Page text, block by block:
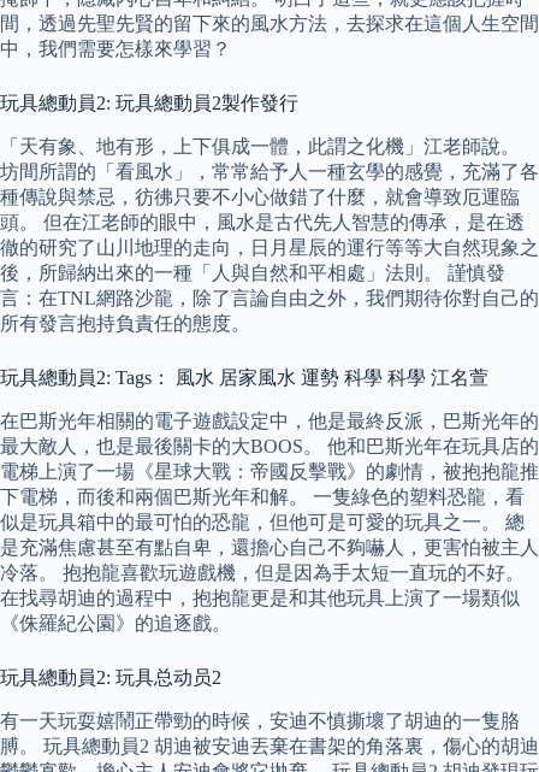
間，透過先聖先賢的留下來的風水方法，去探求在這個人生空間
中，我們需要怎樣來學習？
玩具總動員2: 玩具總動員2製作發行
「天有象、地有形，上下俱成一體，此謂之化機」江老師說。
坊間所謂的「看風水」，常常給予人一種玄學的感覺，充滿了各
種傳說與禁忌，彷彿只要不小心做錯了什麼，就會導致厄運臨
頭。 但在江老師的眼中，風水是古代先人智慧的傳承，是在透
徹的研究了山川地理的走向，日月星辰的運行等等大自然現象之
後，所歸納出來的一種「人與自然和平相處」法則。 謹慎發
言：在TNL網路沙龍，除了言論自由之外，我們期待你對自己的
所有發言抱持負責任的態度。
玩具總動員2: Tags： 風水 居家風水 運勢 科學 科學 江名萱
在巴斯光年相關的電子遊戲設定中，他是最終反派，巴斯光年的
最大敵人，也是最後關卡的大BOOS。 他和巴斯光年在玩具店的
電梯上演了一場《星球大戰：帝國反擊戰》的劇情，被抱抱龍推
下電梯，而後和兩個巴斯光年和解。 一隻綠色的塑料恐龍，看
似是玩具箱中的最可怕的恐龍，但他可是可愛的玩具之一。 總
是充滿焦慮甚至有點自卑，還擔心自己不夠嚇人，更害怕被主人
冷落。 抱抱龍喜歡玩遊戲機，但是因為手太短一直玩的不好。
在找尋胡迪的過程中，抱抱龍更是和其他玩具上演了一場類似
《侏羅紀公園》的追逐戲。
玩具總動員2: 玩具总动员2
有一天玩耍嬉鬧正帶勁的時候，安迪不慎撕壞了胡迪的一隻胳
膊。 玩具總動員2 胡迪被安迪丟棄在書架的角落裏，傷心的胡迪